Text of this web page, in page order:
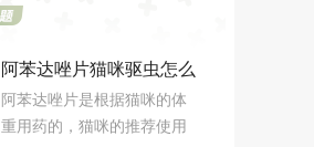
阿苯达唑片猫咪驱虫怎么
吃
阿苯达唑片是根据猫咪的体
重用药的，猫咪的推荐使用